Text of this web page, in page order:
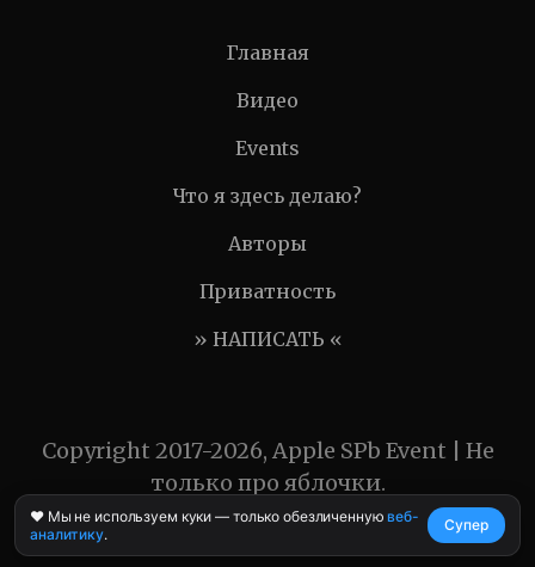
Главная
Видео
Events
Что я здесь делаю?
Авторы
Приватность
» НАПИСАТЬ «
Copyright 2017-2026, Apple SPb Event | Не
только про яблочки.
❤️ Мы не используем куки — только обезличеннуювеб-
аналитику.
Супер